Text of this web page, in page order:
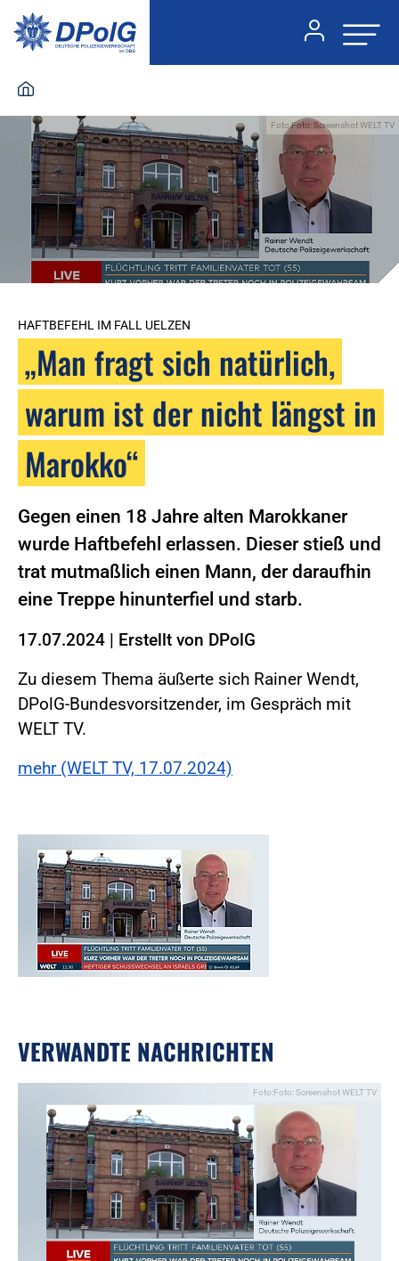
Foto:Foto: Screenshot WELT TV
HAFTBEFEHL IM FALL UELZEN
„Man fragt sich natürlich,
warum ist der nicht längst in
Marokko“
Gegen einen 18 Jahre alten Marokkaner
wurde Haftbefehl erlassen. Dieser stieß und
trat mutmaßlich einen Mann, der daraufhin
eine Treppe hinunterfiel und starb.
17.07.2024 | Erstellt von DPolG
Zu diesem Thema äußerte sich Rainer Wendt,
DPolG-Bundesvorsitzender, im Gespräch mit
WELT TV.
mehr (WELT TV, 17.07.2024)
VERWANDTE NACHRICHTEN
Foto:Foto: Screenshot WELT TV